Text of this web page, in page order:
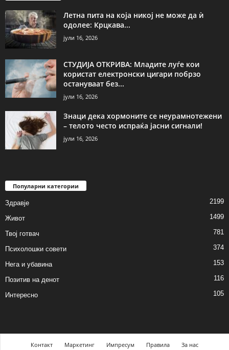
Летна пита на која никој не може да ѝ
одолее: Крцкава...
јули 16, 2026
СТУДИЈА ОТКРИВА: Младите луѓе кои
користат електронски цигари побрзо
остануваат без...
јули 16, 2026
Знаци дека хормоните се неурамнотежени
– телото често испраќа јасни сигнали!
јули 16, 2026
Популарни категории
Здравје 2199
Живот 1499
Твој готвач 781
Психолошки совети 374
Нега и убавина 153
Позитив на денот 116
Интересно 105
Контакт Маркетинг Импресум Правила За нас